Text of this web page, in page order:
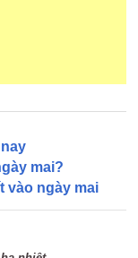
mai?
vào ngày mai